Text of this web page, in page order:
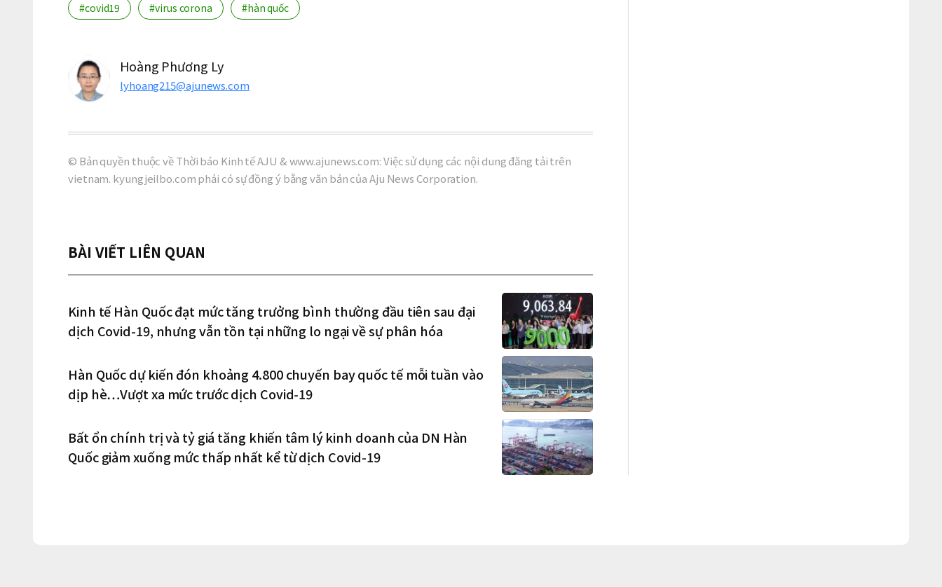
#covid19 #virus corona #hàn quốc
Hoàng Phương Ly
lyhoang215@ajunews.com
© Bản quyền thuộc về Thời báo Kinh tế AJU & www.ajunews.com: Việc sử dụng các nội dung đăng tải trên
vietnam. kyungjeilbo.com phải có sự đồng ý bằng văn bản của Aju News Corporation.
BÀI VIẾT LIÊN QUAN
Kinh tế Hàn Quốc đạt mức tăng trưởng bình thường đầu tiên sau đại
dịch Covid-19, nhưng vẫn tồn tại những lo ngại về sự phân hóa
Hàn Quốc dự kiến đón khoảng 4.800 chuyến bay quốc tế mỗi tuần vào
dịp hè…Vượt xa mức trước dịch Covid-19
Bất ổn chính trị và tỷ giá tăng khiến tâm lý kinh doanh của DN Hàn
Quốc giảm xuống mức thấp nhất kể từ dịch Covid-19